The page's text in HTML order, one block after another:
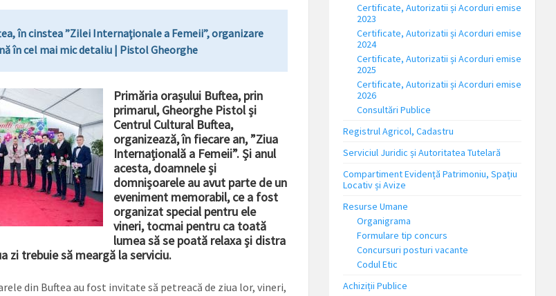
în cinstea ”Zilei Internaţionale a Femeii”, organizare
în cel mai mic detaliu | Pistol Gheorghe
Primăria orașului Buftea, prin
primarul, Gheorghe Pistol și
Centrul Cultural Buftea,
organizează, în fiecare an, ”Ziua
Internațională a Femeii”. Și anul
acesta, doamnele și
domnișoarele au avut parte de un
eveniment memorabil, ce a fost
organizat special pentru ele
vineri, tocmai pentru ca toată
lumea să se poată relaxa și distra
zi trebuie să meargă la serviciu.
din Buftea au fost invitate să petreacă de ziua lor, vineri,
Certificate, Autorizatii și Acorduri emise
2023
Certificate, Autorizatii și Acorduri emise
2024
Certificate, Autorizatii și Acorduri emise
2025
Certificate, Autorizatii și Acorduri emise
2026
Consultări Publice
Registrul Agricol, Cadastru
Serviciul Juridic și Autoritatea Tutelară
Compartiment Evidență Patrimoniu, Spațiu
Locativ și Avize
Resurse Umane
Organigrama
Formulare tip concurs
Concursuri posturi vacante
Codul Etic
Achiziții Publice